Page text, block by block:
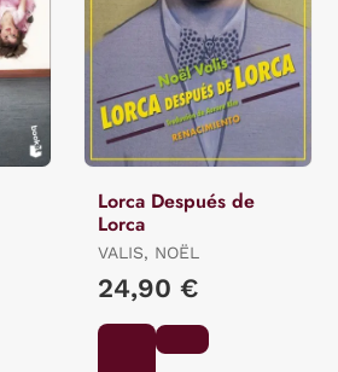
Lorca Después de
Lorca
VALIS, NOËL
24,90 €